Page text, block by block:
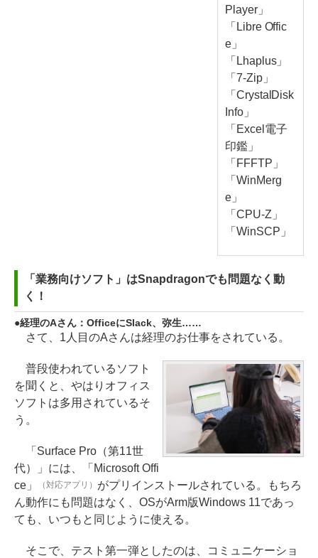
Player」
「Libre Offic
e」
「Lhaplus」
「7-Zip」
「CrystalDisk
Info」
「Excel電子
印鑑」
「FFFTP」
「WinMerg
e」
「CPU-Z」
「WinSCP」
「業務向けソフト」はSnapdragonでも問題なく動
く！
経理のAさん：OfficeにSlack、弥生……
さて、1人目のAさんは経理のお仕事をされている。
普段使われているソフト
を聞くと、やはりオフィス
ソフトは多用されているそ
う。
「Surface Pro（第11世
代）」には、「Microsoft Offi
ce」
（対応アプリ） がプリインストールされている。もちろ
ん動作にも問題はなく、OSがArm版Windows 11であっ
ても、いつもと同じように使える。
そこで、テスト第一弾としたのは、コミュニケーショ